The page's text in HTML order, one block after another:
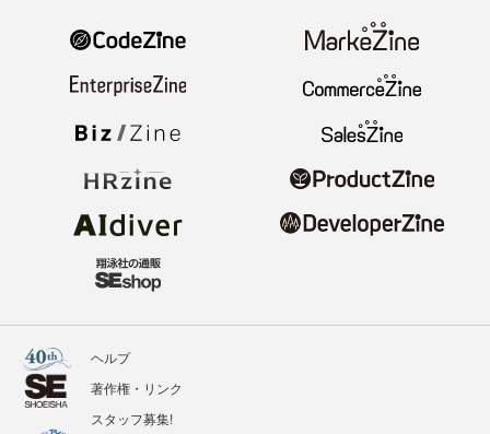
ヘルプ
著作権・リンク
スタッフ募集!